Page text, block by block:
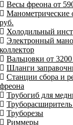
Весы фреона от
Манометрические
руб.
Холодильный
Электронный
коллектор
Вальцовки от
Шланги
Станции сбора и
фреона
Трубогиб для
Труборезы
Риммеры